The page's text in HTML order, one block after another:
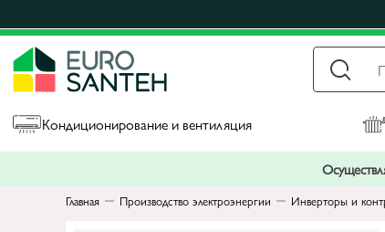
Кондиционирование и вентиляция
Главная Производство электроэнергии Инверторы и